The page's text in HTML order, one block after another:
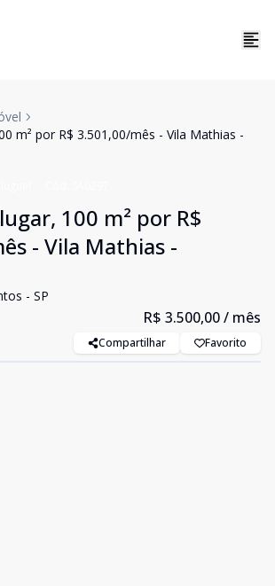
m² por R$ 3.501,00/mês - Vila Mathias -
100 m² por R$
- Vila Mathias -
- SP
R$ 3.500,00/ mês
Compartilhar Favorito